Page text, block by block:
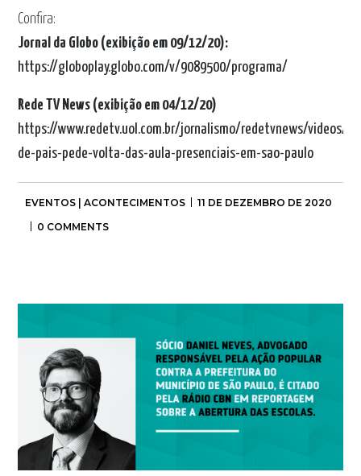
Confira:
Jornal da Globo (exibição em 09/12/20):
https://globoplay.globo.com/v/9089500/programa/
Rede TV News (exibição em 04/12/20)
https://www.redetv.uol.com.br/jornalismo/redetvnews/videos/
de-pais-pede-volta-das-aula-presenciais-em-sao-paulo
EVENTOS | ACONTECIMENTOS
11 DE DEZEMBRO DE 2020
0 COMMENTS